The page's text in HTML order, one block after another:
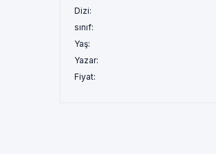
Dizi:
sınıf:
Yaş:
Yazar:
Fiyat: